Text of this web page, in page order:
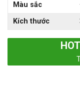
là:
85.000 ₫.
tại
là:
77.000 ₫.
Màu sắc
Kích thước